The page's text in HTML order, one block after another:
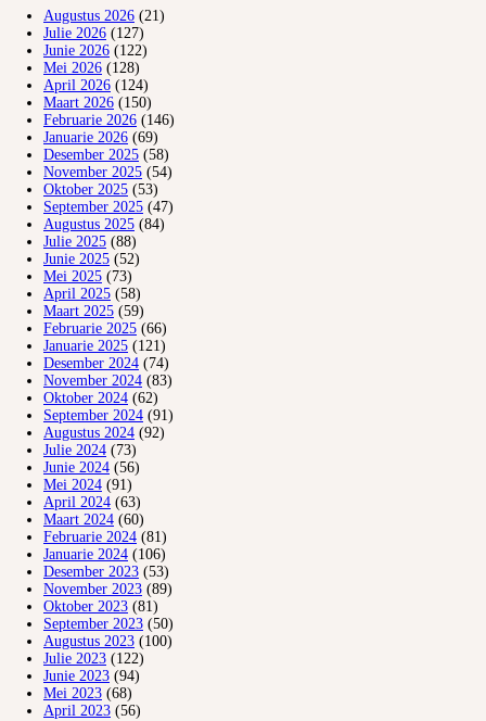
Augustus 2026 (21)
Julie 2026 (127)
Junie 2026 (122)
Mei 2026 (128)
April 2026 (124)
Maart 2026 (150)
Februarie 2026 (146)
Januarie 2026 (69)
Desember 2025 (58)
November 2025 (54)
Oktober 2025 (53)
September 2025 (47)
Augustus 2025 (84)
Julie 2025 (88)
Junie 2025 (52)
Mei 2025 (73)
April 2025 (58)
Maart 2025 (59)
Februarie 2025 (66)
Januarie 2025 (121)
Desember 2024 (74)
November 2024 (83)
Oktober 2024 (62)
September 2024 (91)
Augustus 2024 (92)
Julie 2024 (73)
Junie 2024 (56)
Mei 2024 (91)
April 2024 (63)
Maart 2024 (60)
Februarie 2024 (81)
Januarie 2024 (106)
Desember 2023 (53)
November 2023 (89)
Oktober 2023 (81)
September 2023 (50)
Augustus 2023 (100)
Julie 2023 (122)
Junie 2023 (94)
Mei 2023 (68)
April 2023 (56)